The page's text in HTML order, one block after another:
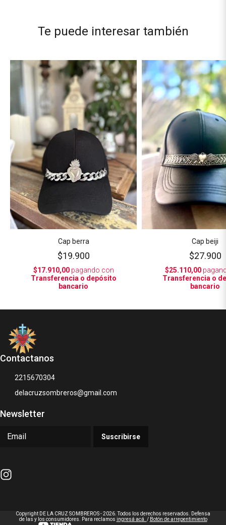
Te puede interesar también
Cap berra
$19.900
$17.910,00pagando con
Transferencia o depósito
bancario
Cap beiji
$27.900
$25.110,00
Transferencia o
bancario
Contactanos
2215670304
delacruzsombreros@gmail.com
Newsletter
Suscribirse
Copyright DE LA CRUZ SOMBREROS - 2026. Todos los derechos reservados. Defensa
de las y los consumidores. Para reclamos ingresá acá. / Botón de arrepentimiento